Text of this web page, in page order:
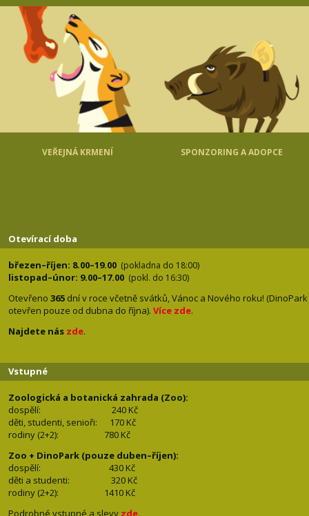
VEŘEJNÁ KRMENÍ SPONZORING A ADOPCE
Otevírací doba
březen–říjen: 8.00–19.00 (pokladna do 18:00)
listopad–únor: 9.00–17.00 (pokl. do 16:30)
Otevřeno 365 dní v roce včetně svátků, Vánoc a Nového roku! (DinoPark
otevřen pouze od dubna do října). Více zde.
Najdete nás zde.
Vstupné
Zoologická a botanická zahrada (Zoo):
dospělí:
240 Kč
děti, studenti, senioři: 170 Kč
rodiny (2+2): 780 Kč
Zoo + DinoPark (pouze duben–říjen):
dospělí: 430 Kč
děti a studenti: 320 Kč
rodiny (2+2): 1410 Kč
Podrobné vstupné a slevy zde.